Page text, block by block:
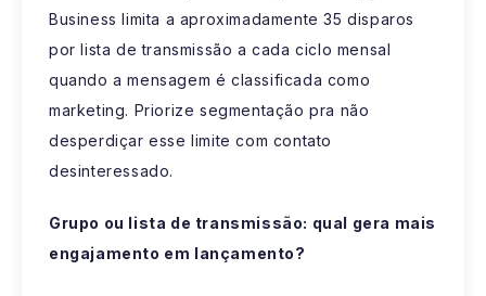
Business limita a aproximadamente 35 disparos
por lista de transmissão a cada ciclo mensal
quando a mensagem é classificada como
marketing. Priorize segmentação pra não
desperdiçar esse limite com contato
desinteressado.
Grupo ou lista de transmissão: qual gera mais
engajamento em lançamento?